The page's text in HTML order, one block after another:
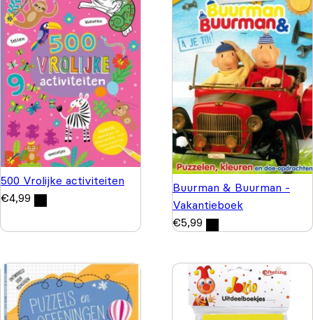
500 Vrolijke activiteiten
€4,99
Buurman & Buurman -
Vakantieboek
€5,99